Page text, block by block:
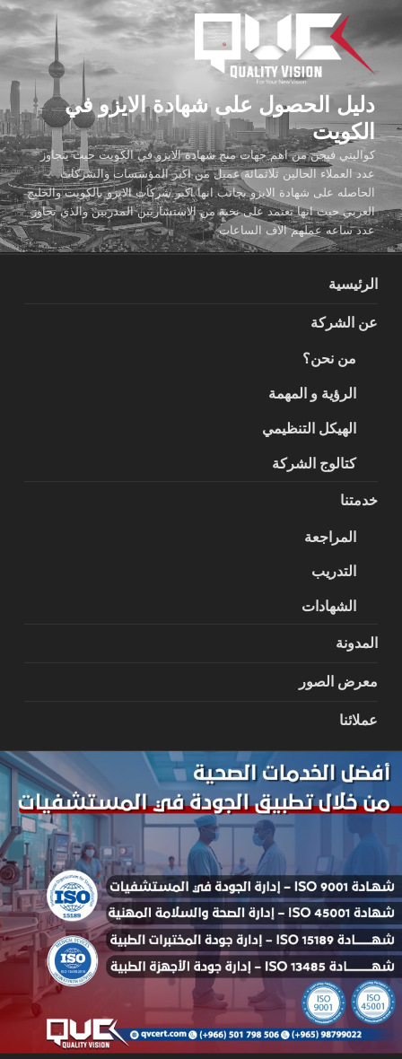
المحتوى
دليل الحصول على شهادة الايزو في
الكويت
كواليتي فيجن من اهم جهات منح شهادة الايزو في الكويت حيث يتجاوز
عدد العملاء الحالين ثلاثمائة عميل من اكبر المؤسسات والشركات
الحاصله على شهادة الايزو بجانب انها اكبر شركات الايزو بالكويت والخليج
العربي حيث انها تعتمد على نخبة من الاستشاريين المدربين والذي تجاوز
عدد ساعه عملهم الاف الساعات
الرئيسية
عن الشركة
من نحن؟
الرؤية و المهمة
الهيكل التنظيمي
كتالوج الشركة
خدمتنا
المراجعة
التدريب
الشهادات
المدونة
معرض الصور
عملائنا